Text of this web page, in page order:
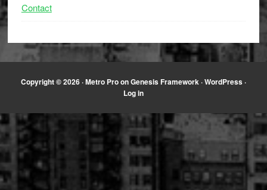
Contact
Copyright © 2026 ·Metro ProonGenesis Framework ·WordPress ·
Log in